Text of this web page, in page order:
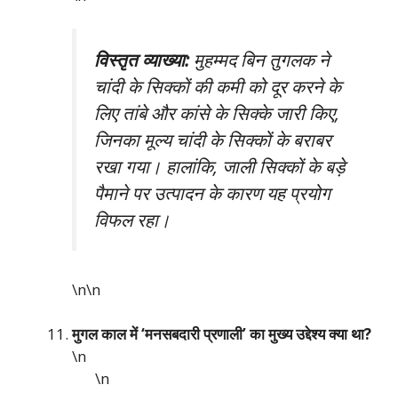
विस्तृत व्याख्या:मुहम्मद बिन तुगलक ने
चांदी के सिक्कों की कमी को दूर करने के
लिए तांबे और कांसे के सिक्के जारी किए,
जिनका मूल्य चांदी के सिक्कों के बराबर
रखा गया। हालांकि, जाली सिक्कों के बड़े
पैमाने पर उत्पादन के कारण यह प्रयोग
विफल रहा।
\n\n
मुगल काल में ‘मनसबदारी प्रणाली’ का मुख्य उद्देश्य क्या था?
\n
\n